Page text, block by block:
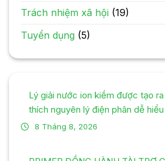
Trách nhiệm xã hội (19)
Tuyển dụng (5)
Lý giải nước ion kiềm được tạo
thích nguyên lý điện phân dễ hiểu
8 Tháng 8, 2026